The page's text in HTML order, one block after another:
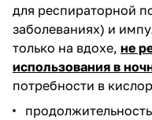
для респираторной
заболеваниях) и
только на вдохе, не
использования в
потребности в